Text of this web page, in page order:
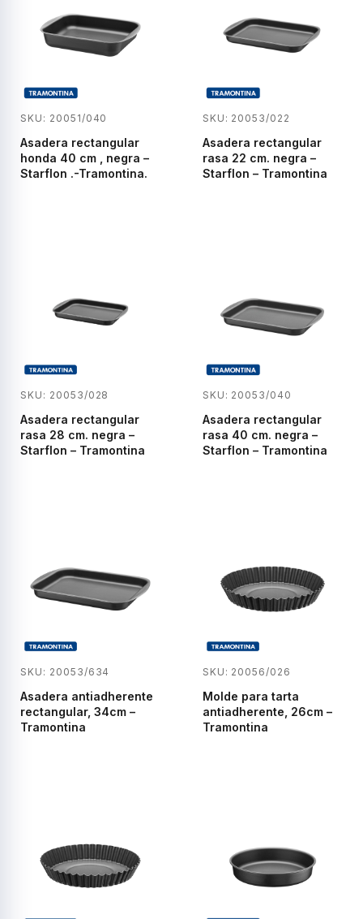
SKU: 20051/040
Asadera rectangular
honda 40 cm , negra –
Starflon .-Tramontina.
SKU: 20053/022
Asadera rectangular
rasa 22 cm. negra –
Starflon – Tramontina
SKU: 20053/028
Asadera rectangular
rasa 28 cm. negra –
Starflon – Tramontina
SKU: 20053/040
Asadera rectangular
rasa 40 cm. negra –
Starflon – Tramontina
SKU: 20053/634
Asadera antiadherente
rectangular, 34cm –
Tramontina
SKU: 20056/026
Molde para tarta
antiadherente, 26cm –
Tramontina